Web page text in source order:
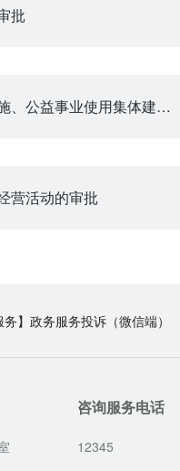
批
乡（镇）村公共设施、公益事业使用集体建设用地审批
营活动的审批
务】政务服务投诉（微信端）
咨询服务电话
12345